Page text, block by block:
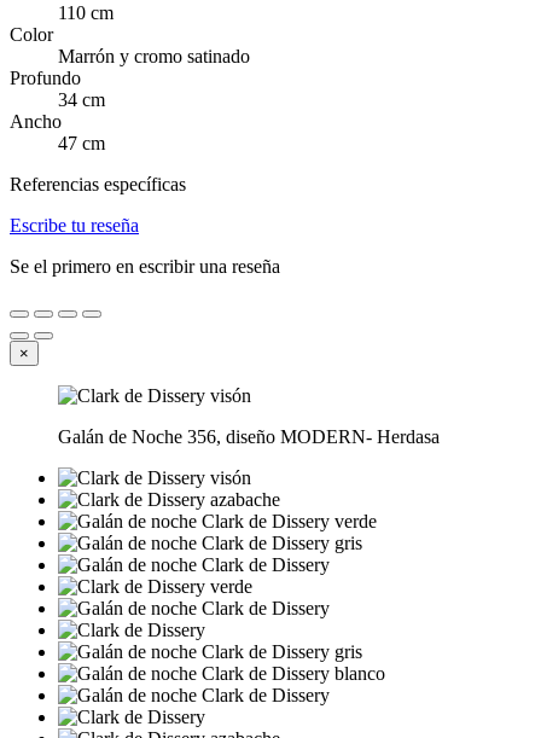
110 cm
Color
Marrón y cromo satinado
Profundo
34 cm
Ancho
47 cm
Referencias específicas
Escribe tu reseña
Se el primero en escribir una reseña
×
Galán de Noche 356, diseño MODERN- Herdasa